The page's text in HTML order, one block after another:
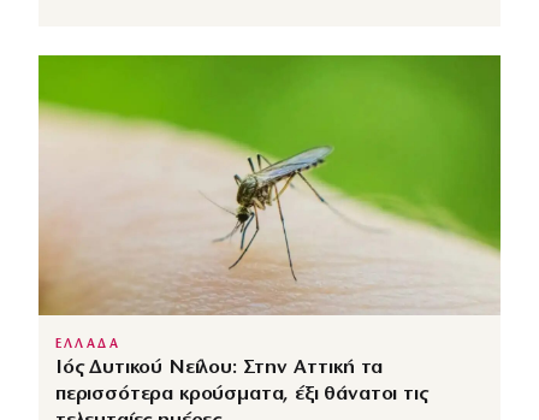
ΕΛΛΑΔΑ
Ιός Δυτικού Νείλου: Στην Αττική τα
περισσότερα κρούσματα, έξι θάνατοι τις